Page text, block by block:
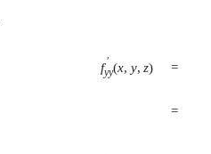
f ′
yy(x, y, z) =
=